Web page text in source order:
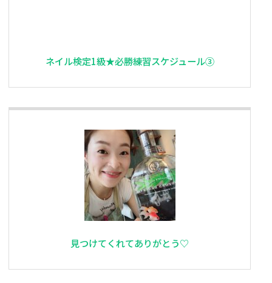
ネイル検定1級★必勝練習スケジュール③
見つけてくれてありがとう♡